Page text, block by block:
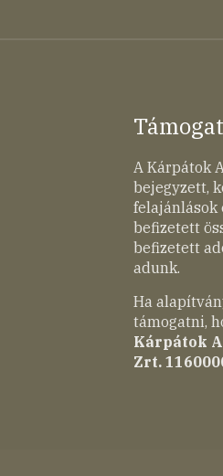
A Kárpátok
bejegyzett,
felajánlások
befizetett
befizetett
adunk.
Ha
támogatni,
Kárpátok
Zrt.